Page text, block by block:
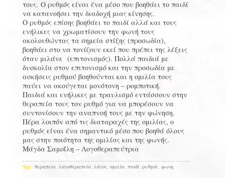
τους. Ο ρυθμός είναι ένα μέσο που βοηθάει το παιδί
να κατανοήσει την διαδοχή μιας κίνησης.
Ο ρυθμός επίσης βοηθάει το παιδί αλλά και τους
ενήλικες να χρωματίσουν την φωνή τους
ακολουθώντας τα σημεία στίξης (προσωδία),
βοηθάει στο να τονίζουν εκεί που πρέπει της λέξεις
όταν μιλάνε (επιτονισμός). Πολλά παιδιά με
δυσκολία στον επιτονισμό και την προσωδία με
ασκήσεις ρυθμού βοηθούνται και η ομιλία τους
παύει να ακούγεται μονότονη – ρομποτική.
Παιδιά και ενήλικες με τραυλισμό εντάσσουν στην
θεραπεία τους τον ρυθμό για να μπορέσουν να
συντονίσουν την αναπνοή τους με την φώνηση.
Πέρα λοιπόν από τις διαταραχές της ομιλίας, ο
ρυθμός είναι ένα σημαντικό μέσο που βοηθά όλους
μας στην ποιότητα της ομιλίας και της φωνής.
Μάγδα Σαμοΐλη – Λογοθεραπεύτρια
Tags: θεραπεία, λογοθεραπεία, λόγος, ομιλία, παιδί, ρυθμός, φωνη